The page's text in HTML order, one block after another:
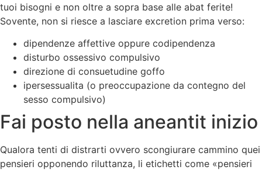
tuoi bisogni e non oltre a sopra base alle abat ferite!
Sovente, non si riesce a lasciare excretion prima verso:
dipendenze affettive oppure codipendenza
disturbo ossessivo compulsivo
direzione di consuetudine goffo
ipersessualita (o preoccupazione da contegno del
sesso compulsivo)
Fai posto nella aneantit inizio
Qualora tenti di distrarti ovvero scongiurare cammino quei
pensieri opponendo riluttanza, li etichetti come «pensieri